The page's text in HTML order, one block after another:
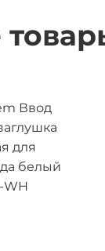
Ввод
для
белый
WH